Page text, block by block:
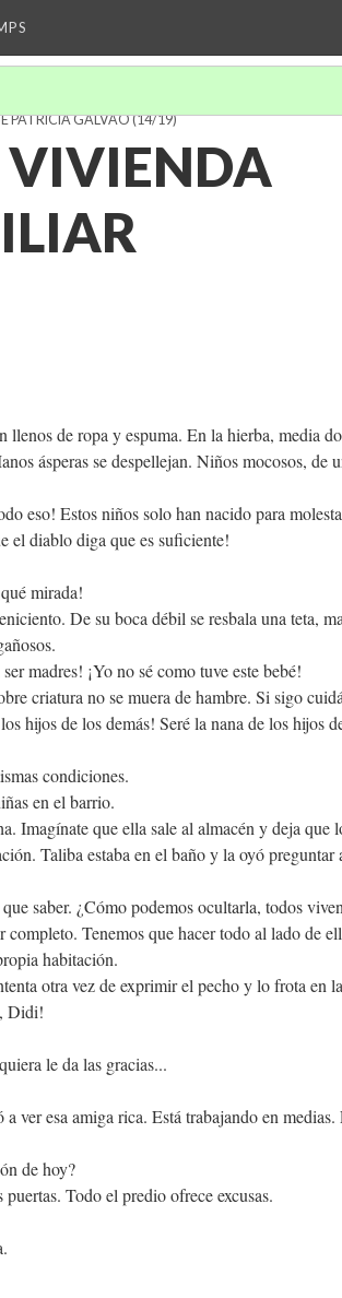
PATRÍCIA GALVÃO(14/19)
llenos de ropa y espuma. En la hierba, media
ásperas se despellejan. Niños mocosos, de
eso! Estos niños solo han nacido para
el diablo diga que es suficiente!
mirada!
De su boca débil se resbala una teta,
madres! ¡Yo no sé como tuve este bebé!
criatura no se muera de hambre. Si sigo
hijos de los demás! Seré la nana de los hijos
condiciones.
en el barrio.
Imagínate que ella sale al almacén y deja que
Taliba estaba en el baño y la oyó preguntar
saber. ¿Cómo podemos ocultarla, todos
Tenemos que hacer todo al lado de
habitación.
otra vez de exprimir el pecho y lo frota en
Didi!
le da las gracias...
ver esa amiga rica. Está trabajando en
de hoy?
Todo el predio ofrece excusas.